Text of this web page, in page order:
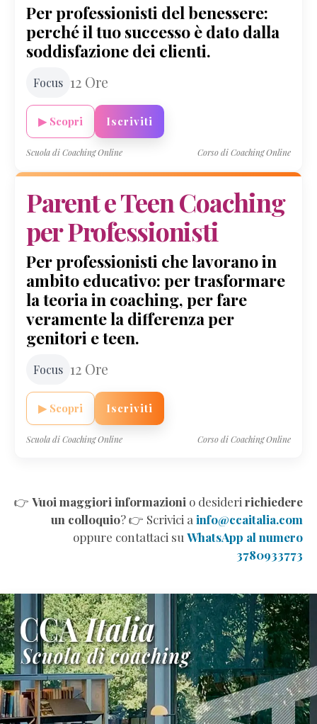
Per professionisti del benessere:
perché il tuo successo è dato dalla
soddisfazione dei clienti.
Focus 12 Ore
▶ Scopri Iscriviti
Scuola di Coaching Online Corso di Coaching Online
Parent e Teen Coaching
per Professionisti
Per professionisti che lavorano in
ambito educativo: per trasformare
la teoria in coaching, per fare
veramente la differenza per
genitori e teen.
Focus 12 Ore
▶ Scopri Iscriviti
Scuola di Coaching Online Corso di Coaching Online
👉 Vuoi maggiori informazioni o desideri richiedere
un colloquio? 👉 Scrivici a info@ccaitalia.com
oppure contattaci su WhatsApp al numero
3780933773